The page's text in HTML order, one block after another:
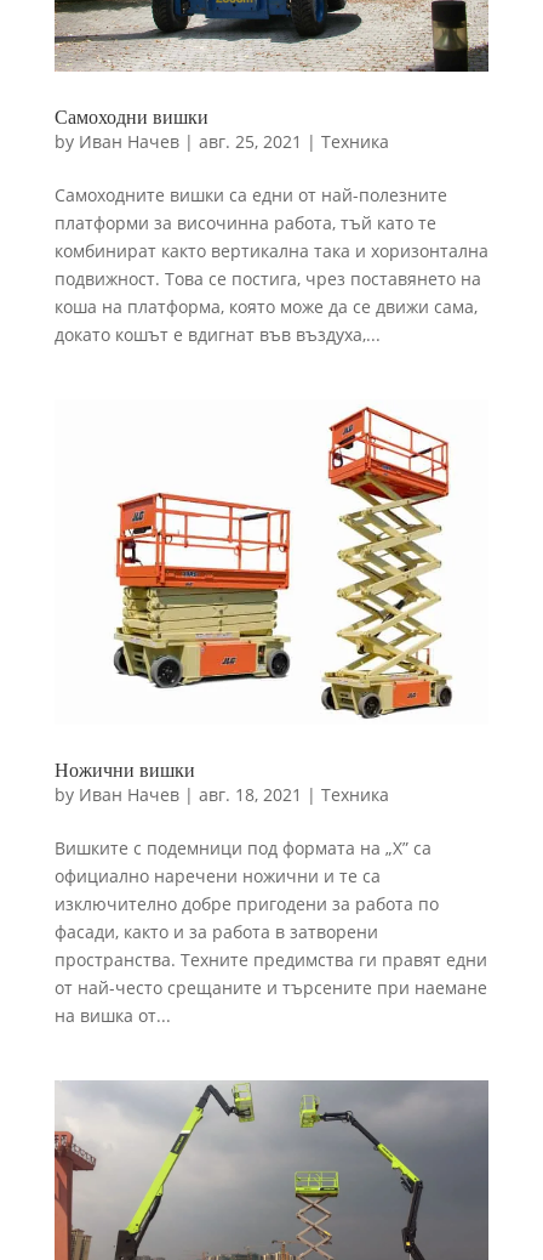
Самоходни вишки
by Иван Начев| авг. 25, 2021 | Техника
Самоходните вишки са едни от най-полезните
платформи за височинна работа, тъй като те
комбинират както вертикална така и хоризонтална
подвижност. Това се постига, чрез поставянето на
коша на платформа, която може да се движи сама,
докато кошът е вдигнат във въздуха,...
Ножични вишки
by Иван Начев| авг. 18, 2021 | Техника
Вишките с подемници под формата на „X” са
официално наречени ножични и те са
изключително добре пригодени за работа по
фасади, както и за работа в затворени
пространства. Техните предимства ги правят едни
от най-често срещаните и търсените при наемане
на вишка от...